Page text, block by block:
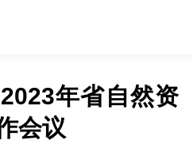
年省自然资
会议